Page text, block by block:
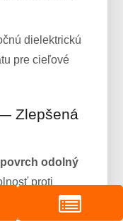
dielektrickú
pre cieľové
Zlepšená
odolný
proti